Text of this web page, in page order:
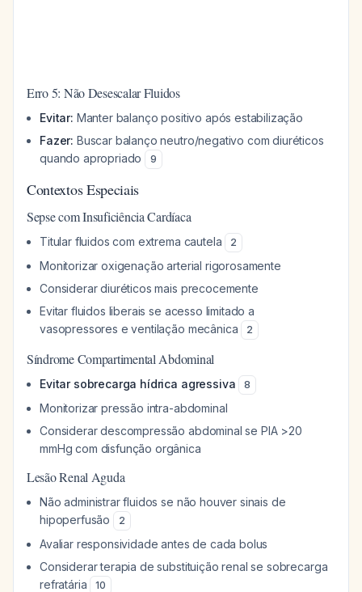
Erro 5: Não Desescalar Fluidos
Evitar: Manter balanço positivo após estabilização
Fazer: Buscar balanço neutro/negativo com diuréticos
quando apropriado
9
Contextos Especiais
Sepse com Insuficiência Cardíaca
Titular fluidos com extrema cautela 2
Monitorizar oxigenação arterial rigorosamente
Considerar diuréticos mais precocemente
Evitar fluidos liberais se acesso limitado a
vasopressores e ventilação mecânica
2
Síndrome Compartimental Abdominal
Evitar sobrecarga hídrica agressiva 8
Monitorizar pressão intra-abdominal
Considerar descompressão abdominal se PIA >20
mmHg com disfunção orgânica
Lesão Renal Aguda
Não administrar fluidos se não houver sinais de
hipoperfusão
2
Avaliar responsividade antes de cada bolus
Considerar terapia de substituição renal se sobrecarga
refratária
10